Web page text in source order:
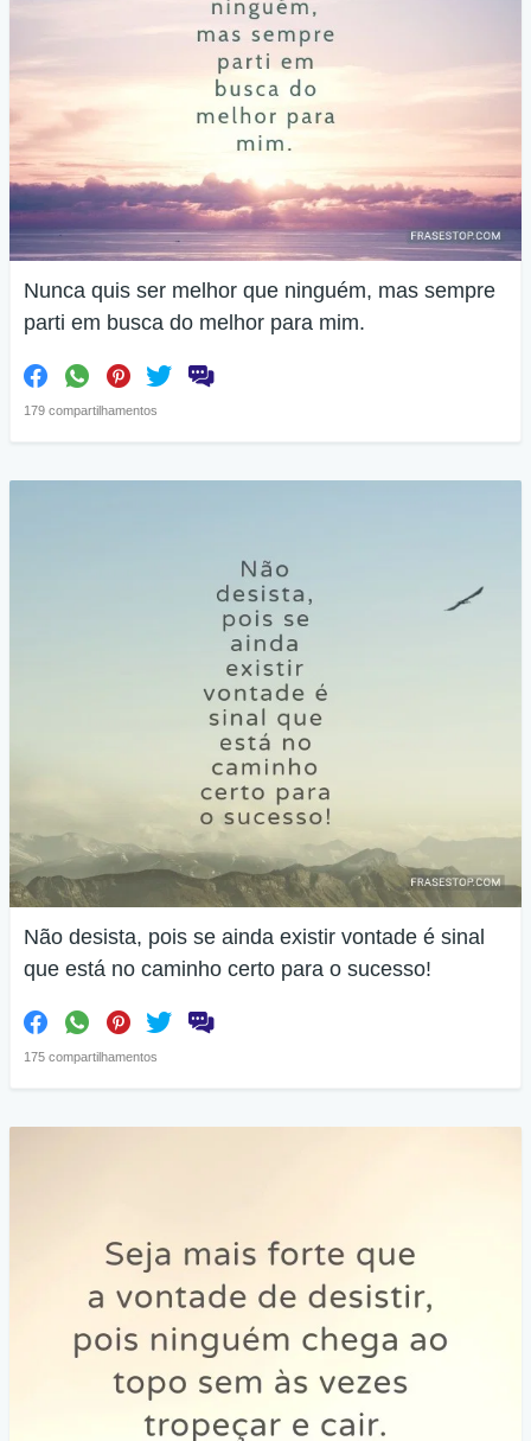
Nunca quis ser melhor que ninguém, mas sempre
parti em busca do melhor para mim.
179 compartilhamentos
Não desista, pois se ainda existir vontade é sinal
que está no caminho certo para o sucesso!
175 compartilhamentos